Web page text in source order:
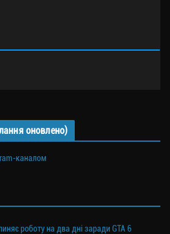
оновлено)
каналом
роботу на два дні заради GTA 6